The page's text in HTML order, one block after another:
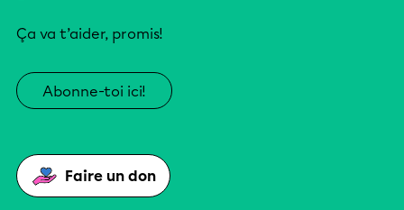
Ça va t’aider, promis!
Abonne-toi ici!
Faire un don